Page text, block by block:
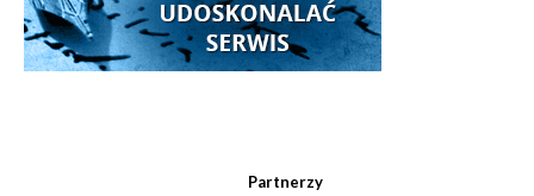
Partnerzy